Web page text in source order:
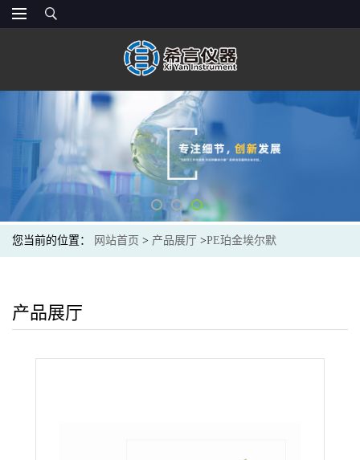
您当前的位置： 网站首页 > 产品展厅 >PE珀金埃尔默
N0777042
产品展厅